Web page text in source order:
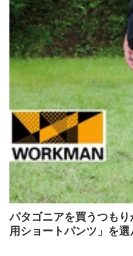
パタゴニアを買うつも
用ショートパンツ」を